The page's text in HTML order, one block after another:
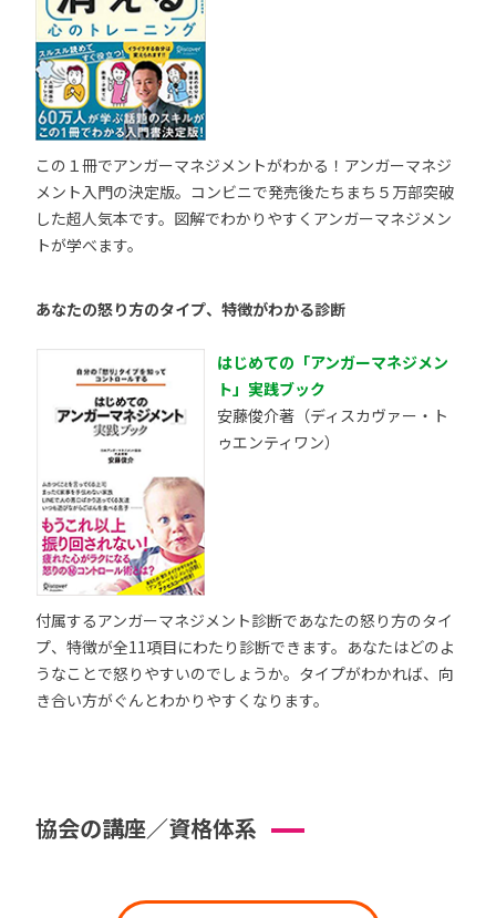
この１冊でアンガーマネジメントがわかる！アンガーマネジ
メント入門の決定版。コンビニで発売後たちまち５万部突破
した超人気本です。図解でわかりやすくアンガーマネジメン
トが学べます。
あなたの怒り方のタイプ、特徴がわかる診断
はじめての「アンガーマネジメン
ト」実践ブック
安藤俊介著（ディスカヴァー・ト
ゥエンティワン）
付属するアンガーマネジメント診断であなたの怒り方のタイ
プ、特徴が全11項目にわたり診断できます。あなたはどのよ
うなことで怒りやすいのでしょうか。タイプがわかれば、向
き合い方がぐんとわかりやすくなります。
協会の講座／資格体系